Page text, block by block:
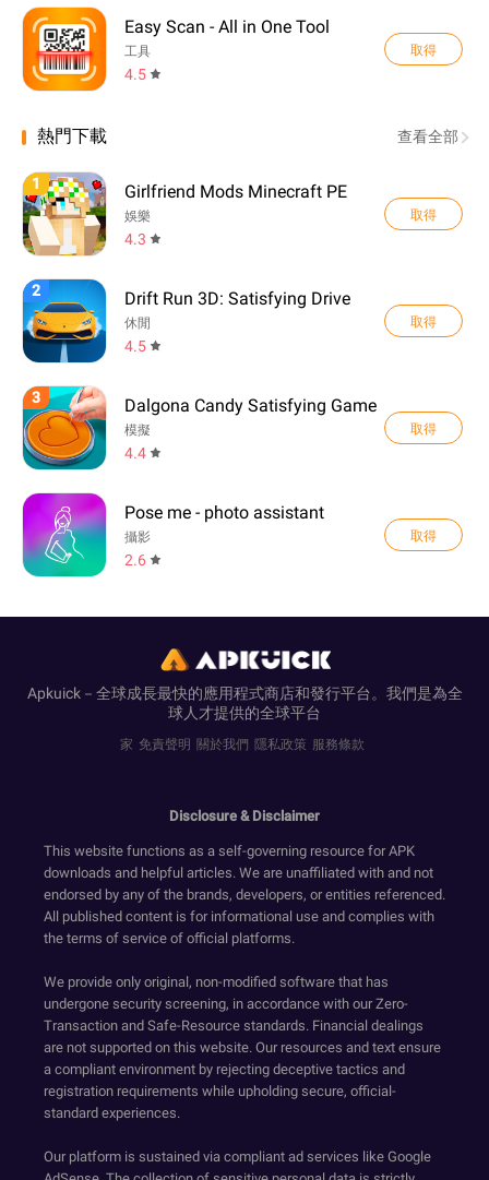
Easy Scan - All in One Tool
工具
4.5
取得
熱門下載 查看全部
1 Girlfriend Mods Minecraft PE
娛樂
4.3
取得
2 Drift Run 3D: Satisfying Drive
休閒
4.5
取得
3 Dalgona Candy Satisfying Game
模擬
4.4
取得
Pose me - photo assistant
攝影
2.6
取得
Apkuick－全球成長最快的應用程式商店和發行平台。我們是為全
球人才提供的全球平台
家 免責聲明 關於我們 隱私政策 服務條款
Disclosure & Disclaimer
This website functions as a self-governing resource for APK
downloads and helpful articles. We are unaffiliated with and not
endorsed by any of the brands, developers, or entities referenced.
All published content is for informational use and complies with
the terms of service of official platforms.
We provide only original, non-modified software that has
undergone security screening, in accordance with our Zero-
Transaction and Safe-Resource standards. Financial dealings
are not supported on this website. Our resources and text ensure
a compliant environment by rejecting deceptive tactics and
registration requirements while upholding secure, official-
standard experiences.
Our platform is sustained via compliant ad services like Google